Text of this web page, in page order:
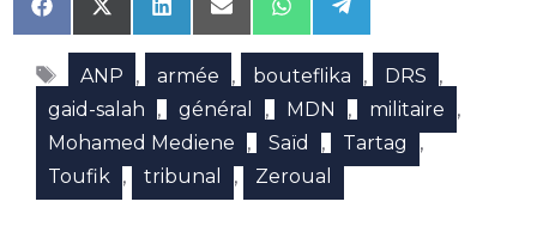
Share
on
Facebook
Share
on
X
(Twitter)
Share
on
LinkedIn
Share
on
Email
Share
on
WhatsApp
Share
on
Telegram
Étiquettes
ANP , armée , bouteflika , DRS ,
gaid-salah , général , MDN , militaire ,
Mohamed Mediene , Saïd , Tartag ,
Toufik , tribunal , Zeroual